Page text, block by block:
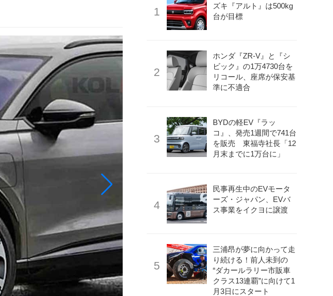
Sugar Design/APOLLO アウディ Q3 次期型（予想CG）
ズキ『アルト』は500kg
台が目標
ホンダ『ZR-V』と『シ
ビック』の1万4730台を
リコール、座席が保安基
準に不適合
BYDの軽EV『ラッ
コ』、発売1週間で741台
を販売 東福寺社長「12
月末までに1万台に」
民事再生中のEVモータ
ーズ・ジャパン、EVバ
ス事業をイクヨに譲渡
三浦昂が夢に向かって走
り続ける！前人未到の
“ダカールラリー市販車
クラス13連覇”に向けて1
月3日にスタート